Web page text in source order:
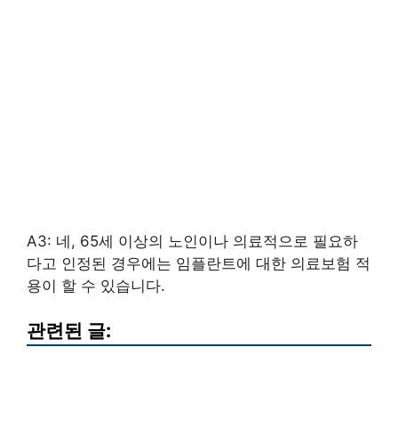
A3: 네, 65세 이상의 노인이나 의료적으로 필요하
다고 인정된 경우에는 임플란트에 대한 의료보험 적
용이 할 수 있습니다.
관련된 글: